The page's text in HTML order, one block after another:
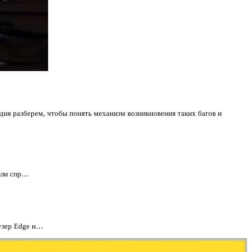
разберем, чтобы понять механизм возникновения таких багов и
спр…
Edge и…